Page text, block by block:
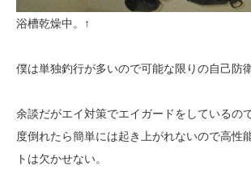
浴槽乾燥中。↑
僕は単独釣行が多いので可能な限りの自己防
余談だがエイ対策でエイガードをしているの
度倒れたら簡単には起き上がれないので高性
トは欠かせない。